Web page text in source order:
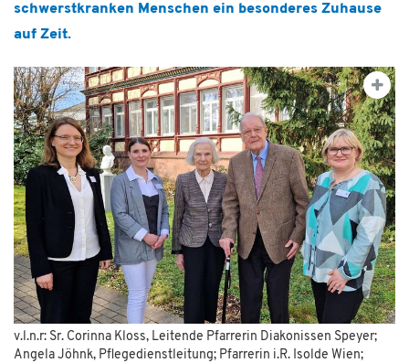
schwerstkranken Menschen ein besonderes Zuhause
auf Zeit.
v.l.n.r: Sr. Corinna Kloss, Leitende Pfarrerin Diakonissen Speyer;
Angela Jöhnk, Pflegedienstleitung; Pfarrerin i.R. Isolde Wien;